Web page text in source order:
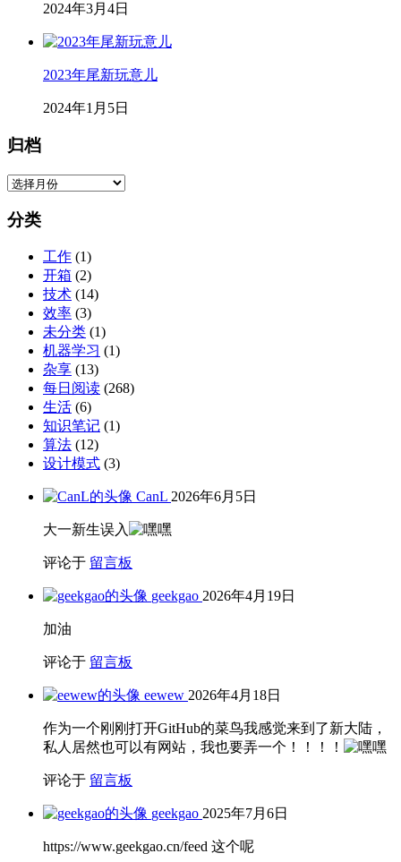
2024年3月4日
2023年尾新玩意儿
2024年1月5日
归档
归
分类
工作 (1)
开箱 (2)
技术 (14)
效率 (3)
未分类 (1)
机器学习 (1)
杂享 (13)
每日阅读 (268)
生活 (6)
知识笔记 (1)
算法 (12)
设计模式 (3)
CanL 2026年6月5日
大一新生误入
评论于 留言板
geekgao 2026年4月19日
加油
评论于 留言板
eewew 2026年4月18日
作为一个刚刚打开GitHub的菜鸟我感觉来到了新大陆，
私人居然也可以有网站，我也要弄一个！！！！
评论于 留言板
geekgao 2025年7月6日
https://www.geekgao.cn/feed 这个呢